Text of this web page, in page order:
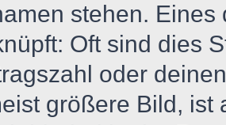
stehen.
Oft sind dies
oder
größere Bild, ist